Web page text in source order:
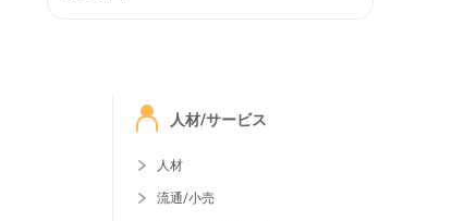
人材/サービス
人材
流通/小売